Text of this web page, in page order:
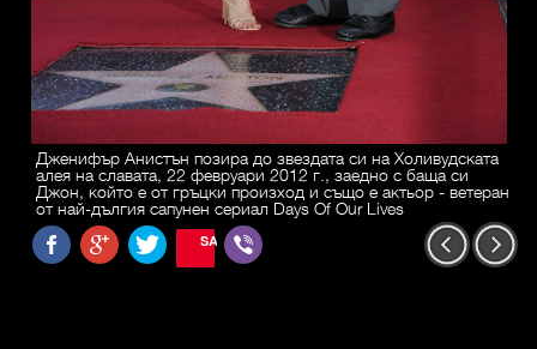
Дженифър Анистън позира до звездата си на Холивудската
алея на славата, 22 февруари 2012 г., заедно с баща си
Джон, който е от гръцки произход и също е актьор - ветеран
от най-дългия сапунен сериал Days Of Our Lives
SAVE